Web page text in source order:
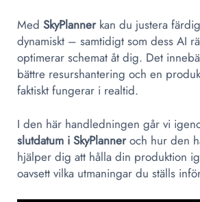
Med SkyPlannerkan du justera
dynamiskt – samtidigt som dess AI
optimerar schemat åt dig. Det
bättre resurshantering och en
faktiskt fungerar i realtid.
I den här handledningen går vi
slutdatum i SkyPlanneroch hur den
hjälper dig att hålla din produktion
oavsett vilka utmaningar du ställs